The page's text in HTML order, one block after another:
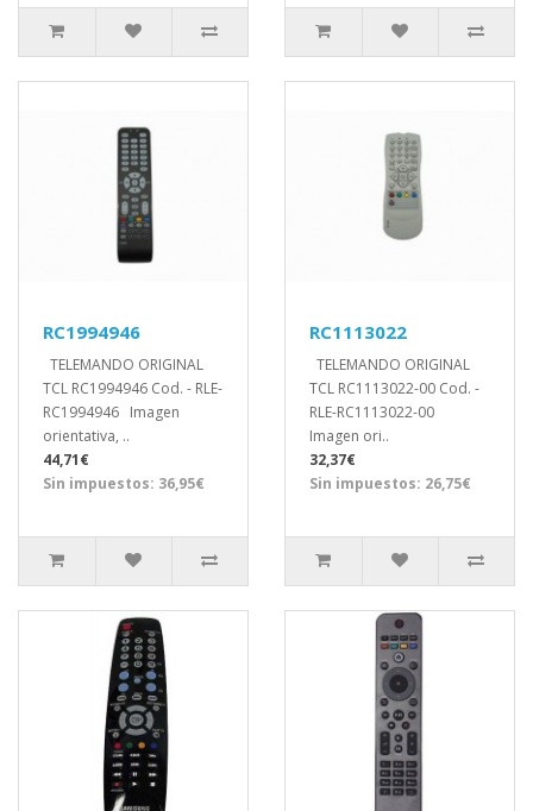
RC1994946
TELEMANDO ORIGINAL
TCL RC1994946 Cod. - RLE-
RC1994946 Imagen
orientativa, ..
44,71€
Sin impuestos: 36,95€
RC1113022
TELEMANDO ORIGINAL
TCL RC1113022-00 Cod. -
RLE-RC1113022-00
Imagen ori..
32,37€
Sin impuestos: 26,75€